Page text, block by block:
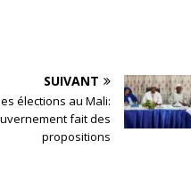
SUIVANT
élections au Mali:
fait des
propositions